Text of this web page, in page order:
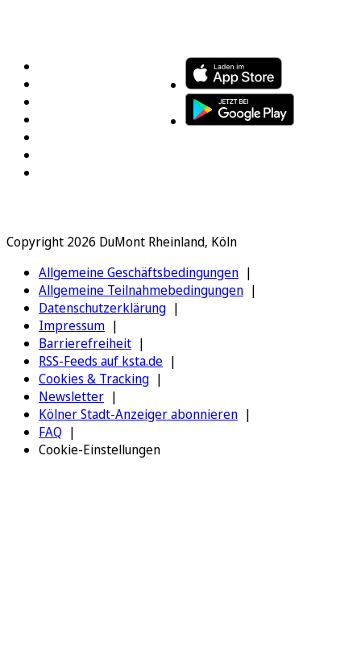
Copyright 2026 DuMont Rheinland, Köln
Allgemeine Geschäftsbedingungen
Allgemeine Teilnahmebedingungen
Datenschutzerklärung
Impressum
Barrierefreiheit
RSS-Feeds auf ksta.de
Cookies & Tracking
Newsletter
Kölner Stadt-Anzeiger abonnieren
FAQ
Cookie-Einstellungen